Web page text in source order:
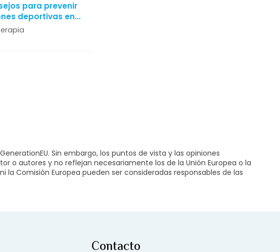
para prevenir
deportivas en
y ciclistas
Sin embargo, los puntos de vista y las opiniones
o autores y no reflejan necesariamente los de la Unión Europea o la
la Comisión Europea pueden ser consideradas responsables de las
Contacto